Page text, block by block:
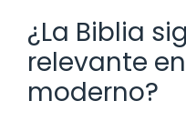
¿La Biblia
relevante
moderno?